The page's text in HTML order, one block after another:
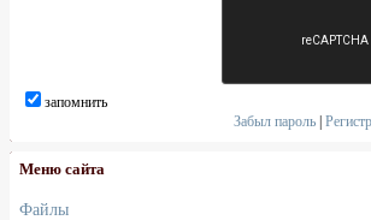
запомнить
Забыл пароль |
Меню сайта
Файлы